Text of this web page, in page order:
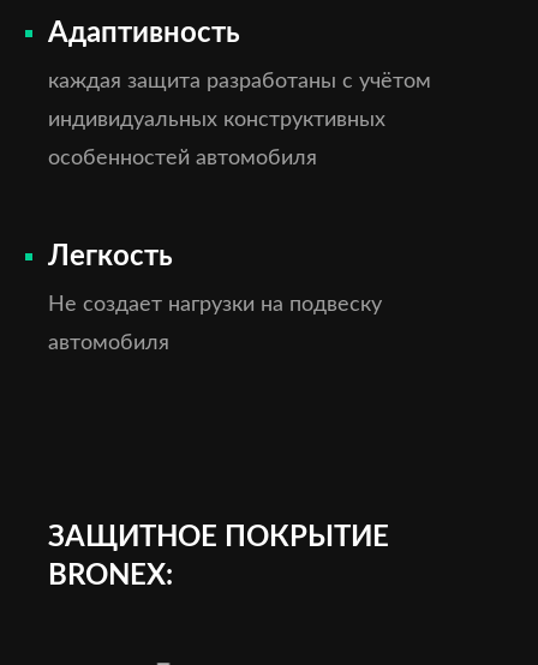
Адаптивность
каждая защита разработаны с учётом
индивидуальных конструктивных
особенностей автомобиля
Легкость
Не создает нагрузки на подвеску
автомобиля
ЗАЩИТНОЕ ПОКРЫТИЕ
BRONEX: